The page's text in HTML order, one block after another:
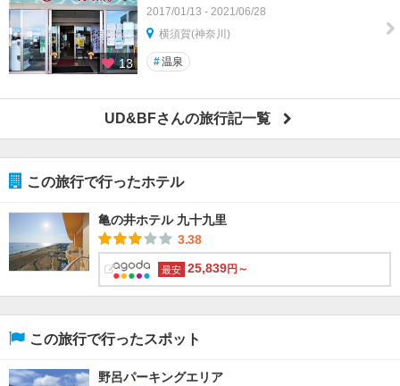
13
2017/01/13 - 2021/06/28
横須賀(神奈川)
#温泉
UD&BFさんの旅行記一覧
この旅行で行ったホテル
亀の井ホテル 九十九里
3.38
最安 25,839円～
この旅行で行ったスポット
野呂パーキングエリア